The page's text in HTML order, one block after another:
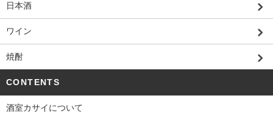
日本酒
ワイン
焼酎
CONTENTS
酒室カサイについて